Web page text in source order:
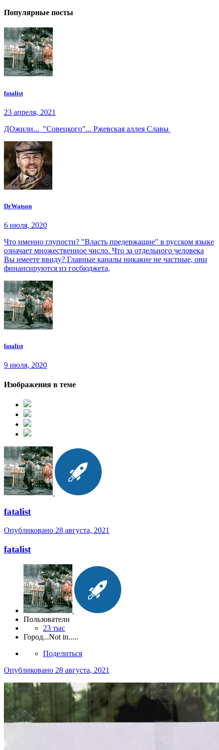
Популярные посты
fatalist
23 апреля, 2021
ДОжили... "Совецкого"... Ржевская аллея Славы
DrWatson
6 июля, 2020
Что именно глупости? "Власть предержащие" в русском языке
означает множественное число. Что за отдельного человека
Вы имеете ввиду? Главные каналы никакие не частные, они
финансируются из госбюджета,
fatalist
9 июля, 2020
Изображения в теме
fatalist
Опубликовано 28 августа, 2021
fatalist
Пользователи
23 тыс
Город...Not in.....
Поделиться
Опубликовано 28 августа, 2021